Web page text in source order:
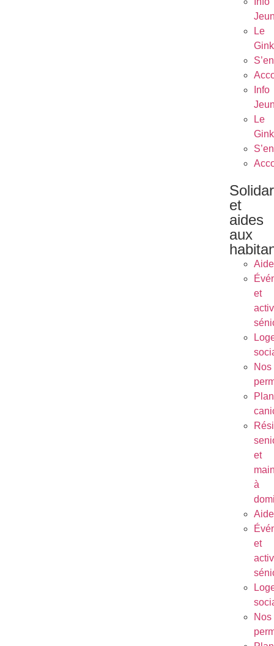
Le
Info
Le
et
aides
aux
et
Nos
Plan
et
à
et
Nos